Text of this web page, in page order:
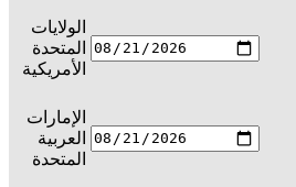
الولايات
المتحدة
الأمريكية
الإمارات
العربية
المتحدة